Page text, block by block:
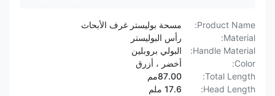
Product Name:
مسحة بوليستر غرف الأبحاث
Material:
رأس البوليستر
Handle Material:
البولي بروبلين
Color:
أخضر ، أزرق
Total Length:
87.00مم
Head Length:
17.6 ملم